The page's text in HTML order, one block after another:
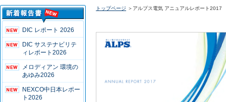
DIC レポート 2026
DIC サステナビリテ
ィレポート2026
メロディアン 環境の
あゆみ2026
NEXCO中日本レポー
ト2026
トップページ ＞アルプス電気 アニュアルレポート2017